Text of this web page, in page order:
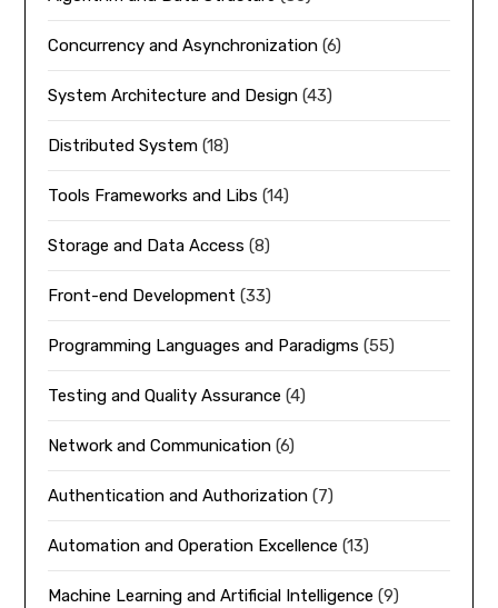
Concurrency and Asynchronization (6)
System Architecture and Design (43)
Distributed System (18)
Tools Frameworks and Libs (14)
Storage and Data Access (8)
Front-end Development (33)
Programming Languages and Paradigms (55)
Testing and Quality Assurance (4)
Network and Communication (6)
Authentication and Authorization (7)
Automation and Operation Excellence (13)
Machine Learning and Artificial Intelligence (9)